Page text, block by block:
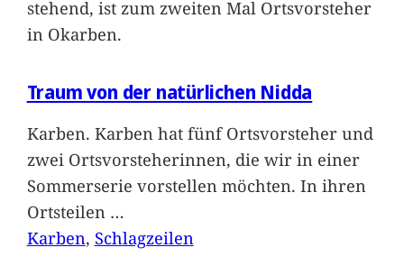
stehend, ist zum zweiten Mal Ortsvorsteher
in Okarben.
Traum von der natürlichen Nidda
Karben. Karben hat fünf Ortsvorsteher und
zwei Ortsvorsteherinnen, die wir in einer
Sommerserie vorstellen möchten. In ihren
Ortsteilen …
Karben, Schlagzeilen